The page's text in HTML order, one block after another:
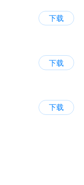
下载
下载
下载